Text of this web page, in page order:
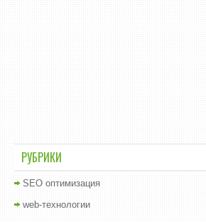
РУБРИКИ
SEO оптимизация
web-технологии